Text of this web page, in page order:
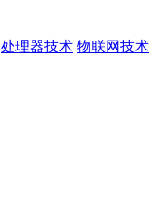
处理器技术 物联网技术